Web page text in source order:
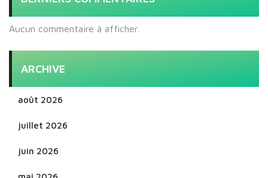
Aucun commentaire à afficher.
ARCHIVE
août 2026
juillet 2026
juin 2026